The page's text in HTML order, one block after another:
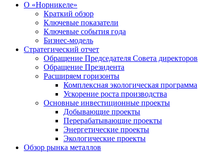
О «Норникеле»
Краткий обзор
Ключевые показатели
Ключевые события года
Бизнес-модель
Стратегический отчет
Обращение Председателя Совета директоров
Обращение Президента
Расширяем горизонты
Комплексная экологическая программа
Ускорение роста производства
Основные инвестиционные проекты
Добывающие проекты
Перерабатывающие проекты
Энергетические проекты
Экологические проекты
Обзор рынка металлов